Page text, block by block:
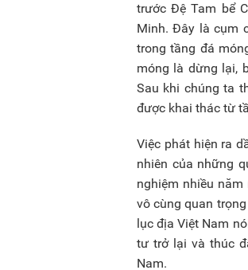
trước Đệ Tam bể
Minh. Đây là cụm
trong tầng đá
móng là dừng lại,
Sau khi chúng ta
được khai thác từ
Việc phát hiện ra
nhiên của những
nghiệm nhiều
vô cùng quan
lục địa Việt Nam
tư trở lại và thúc
Nam.